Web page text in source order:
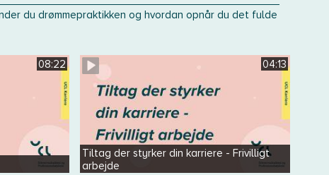
du drømmepraktikken og hvordan opnår du det fulde
08:22 04:13
Tiltag der styrker din karriere - Frivilligt
arbejde